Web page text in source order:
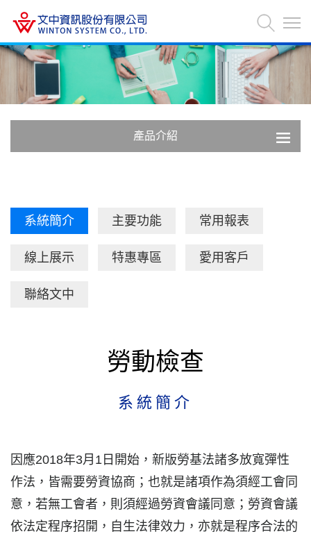
產品介紹
系統簡介 主要功能 常用報表
線上展示 特惠專區 愛用客戶
聯絡文中
勞動檢查
系統簡介
因應2018年3月1日開始，新版勞基法諸多放寬彈性
作法，皆需要勞資協商；也就是諸項作為須經工會同
意，若無工會者，則須經過勞資會議同意；勞資會議
依法定程序招開，自生法律效力，亦就是程序合法的